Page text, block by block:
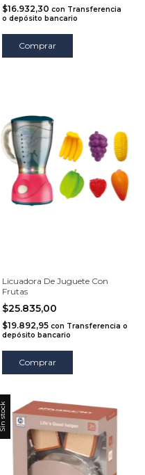
$16.932,30 con Transferencia
o depósito bancario
Licuadora De Juguete Con
Frutas
$25.835,00
$19.892,95 con Transferencia o
depósito bancario
Sin stock